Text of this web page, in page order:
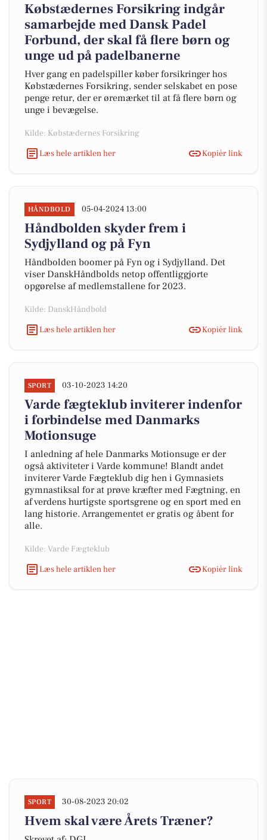
Købstædernes Forsikring indgår
samarbejde med Dansk Padel
Forbund, der skal få flere børn og
unge ud på padelbanerne
Hver gang en padelspiller køber forsikringer hos
Købstædernes Forsikring, sender selskabet en pose
penge retur, der er øremærket til at få flere børn og
unge i bevægelse.
Kilde: Købstædernes Forsikring
Læs hele artiklen her
Kopiér link
HÅNDBOLD 05-04-2024 13:00
Håndbolden skyder frem i
Sydjylland og på Fyn
Håndbolden boomer på Fyn og i Sydjylland. Det
viser DanskHåndbolds netop offentliggjorte
opgørelse af medlemstallene for 2023.
Kilde: DanskHåndbold
Læs hele artiklen her
Kopiér link
SPORT 03-10-2023 14:20
Varde fægteklub inviterer indenfor
i forbindelse med Danmarks
Motionsuge
I anledning af hele Danmarks Motionsuge er der
også aktiviteter i Varde kommune! Blandt andet
inviterer Varde Fægteklub dig hen i Gymnasiets
gymnastiksal for at prøve kræfter med Fægtning, en
af verdens hurtigste sportsgrene og en sport med en
lang historie. Arrangementet er gratis og åbent for
alle.
Kilde: Varde Fægteklub
Læs hele artiklen her
Kopiér link
SPORT 30-08-2023 20:02
Hvem skal være Årets Træner?